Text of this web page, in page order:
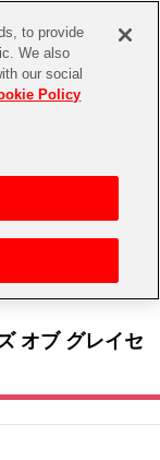
EVENT
〈通常版〉テイルズ オ
オブ グレイセ
to provide
We also
our social
Policy